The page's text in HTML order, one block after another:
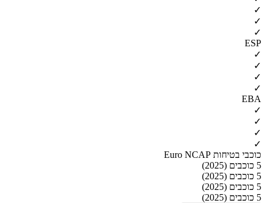
✓
✓
✓
ESP
✓
✓
✓
✓
EBA
✓
✓
✓
✓
כוכבי בטיחות Euro NCAP
5 כוכבים (2025)
5 כוכבים (2025)
5 כוכבים (2025)
5 כוכבים (2025)